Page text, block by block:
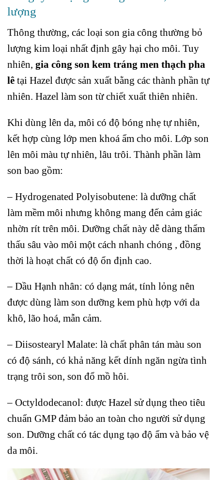
lượng
Thông thường, các loại son gia công thường bỏ
lượng kim loại nhất định gây hại cho môi. Tuy
nhiên, gia công son kem tráng men thạch pha
lê tại Hazel được sản xuất bằng các thành phần tự
nhiên. Hazel làm son từ chiết xuất thiên nhiên.
Khi dùng lên da, môi có độ bóng nhẹ tự nhiên,
kết hợp cùng lớp men khoá ẩm cho môi. Lớp son
lên môi màu tự nhiên, lâu trôi. Thành phần làm
son bao gồm:
– Hydrogenated Polyisobutene: là dưỡng chất
làm mềm môi nhưng không mang đến cảm giác
nhờn rít trên môi. Dưỡng chất này dễ dàng thẩm
thấu sâu vào môi một cách nhanh chóng , đồng
thời là hoạt chất có độ ổn định cao.
– Dầu Hạnh nhân: có dạng mát, tính lỏng nên
được dùng làm son dưỡng kem phù hợp với da
khô, lão hoá, mẫn cảm.
– Diisostearyl Malate: là chất phân tán màu son
có độ sánh, có khả năng kết dính ngăn ngừa tình
trạng trôi son, son đổ mồ hôi.
– Octyldodecanol: được Hazel sử dụng theo tiêu
chuẩn GMP đảm bảo an toàn cho người sử dụng
son. Dưỡng chất có tác dụng tạo độ ẩm và bảo vệ
da môi.